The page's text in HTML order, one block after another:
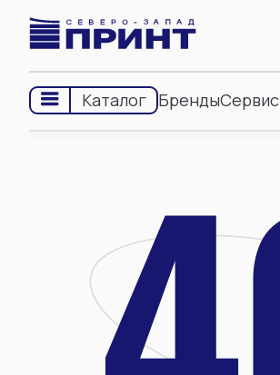
Каталог БрендыСервис